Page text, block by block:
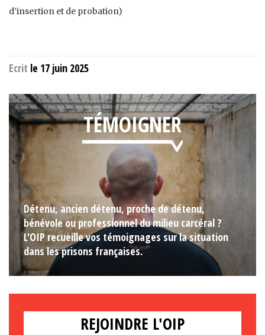
d’insertion et de probation)
Ecrit le 17 juin 2025
TÉMOIGNER
Détenu, ancien détenu, proche de détenu,
bénévole ou professionnel du milieu carcéral ?
L'OIP recueille vos témoignages sur la situation
dans les prisons françaises.
REJOINDRE L'OIP